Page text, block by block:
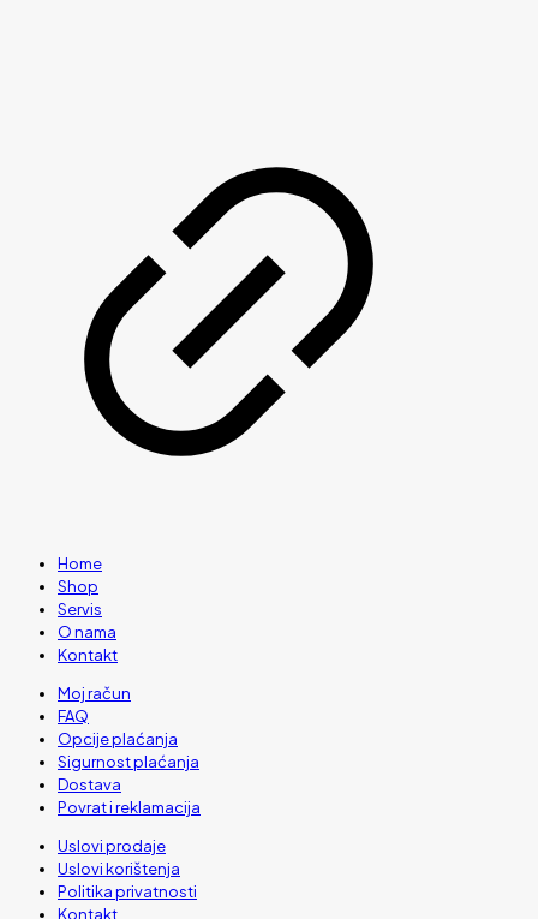
Home
Shop
Servis
O nama
Kontakt
Moj račun
FAQ
Opcije plaćanja
Sigurnost plaćanja
Dostava
Povrat i reklamacija
Uslovi prodaje
Uslovi korištenja
Politika privatnosti
Kontakt